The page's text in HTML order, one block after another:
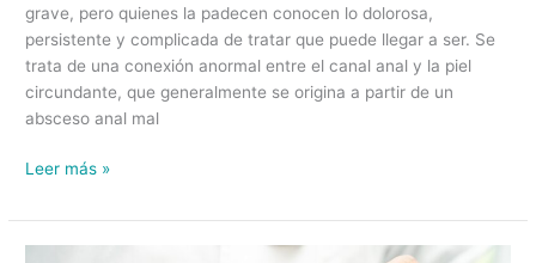
grave, pero quienes la padecen conocen lo dolorosa,
persistente y complicada de tratar que puede llegar a ser. Se
trata de una conexión anormal entre el canal anal y la piel
circundante, que generalmente se origina a partir de un
absceso anal mal
Leer más »